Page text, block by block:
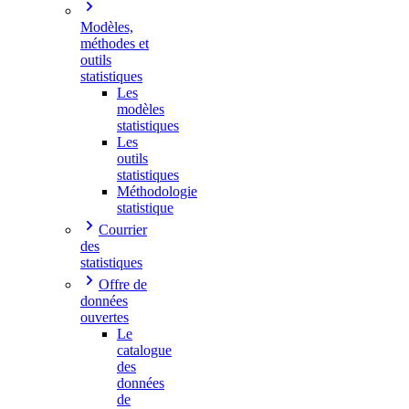
Modèles,
méthodes et
outils
statistiques
Les
modèles
statistiques
Les
outils
statistiques
Méthodologie
statistique
Courrier
des
statistiques
Offre de
données
ouvertes
Le
catalogue
des
données
de